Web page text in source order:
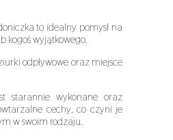
to idealny pomysł na
kogoś wyjątkowego.
odpływowe oraz miejsce
starannie wykonane oraz
cechy, co czyni je
w swoim rodzaju.